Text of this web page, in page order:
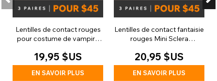
Lentilles de contact rouges
pour costume de vampire
19,95 $US
EN SAVOIR PLUS
Lentilles de contact fantaisie
rouges Mini Sclera
20,95 $US
EN SAVOIR PLUS